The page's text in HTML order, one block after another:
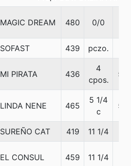
MAGIC DREAM 480 0/0
SOFAST 439 pczo.
MI PIRATA 436
4
cpos.
55
LINDA NENE 465
5 1/4
c
55
SUREÑO CAT 419 11 1/4
EL CONSUL 459 11 1/4